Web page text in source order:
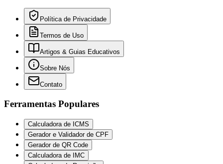
Política de Privacidade
Termos de Uso
Artigos & Guias Educativos
Sobre Nós
Contato
Ferramentas Populares
Calculadora de ICMS
Gerador e Validador de CPF
Gerador de QR Code
Calculadora de IMC